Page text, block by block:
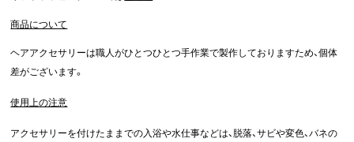
商品について
ヘアアクセサリーは職人がひとつひとつ手作業で製作しておりますため、個体
差がございます。
使用上の注意
アクセサリーを付けたままでの入浴や水仕事などは、脱落、サビや変色、バネの